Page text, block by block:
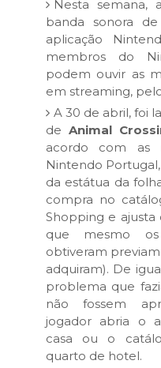
Nesta semana,
banda sonora de
aplicação
membros do
podem ouvir as
em streaming,
A 30 de abril, foi
de Animal
acordo com as
Nintendo
da estátua da
compra no
Shopping e
que mesmo
obtiveram
adquiram). De
problema que
não fossem
jogador abria o
casa ou o
quarto de hotel.